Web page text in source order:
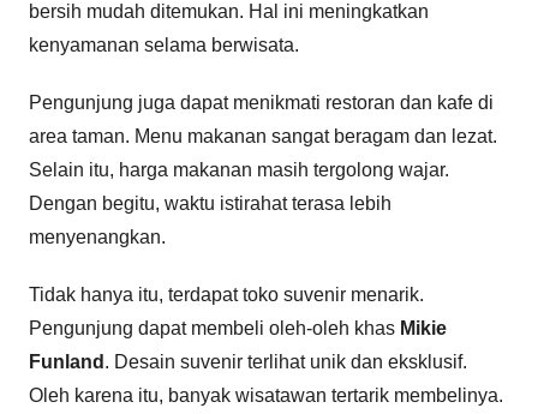
bersih mudah ditemukan. Hal ini meningkatkan
kenyamanan selama berwisata.
Pengunjung juga dapat menikmati restoran dan kafe di
area taman. Menu makanan sangat beragam dan lezat.
Selain itu, harga makanan masih tergolong wajar.
Dengan begitu, waktu istirahat terasa lebih
menyenangkan.
Tidak hanya itu, terdapat toko suvenir menarik.
Pengunjung dapat membeli oleh-oleh khas Mikie
Funland . Desain suvenir terlihat unik dan eksklusif.
Oleh karena itu, banyak wisatawan tertarik membelinya.